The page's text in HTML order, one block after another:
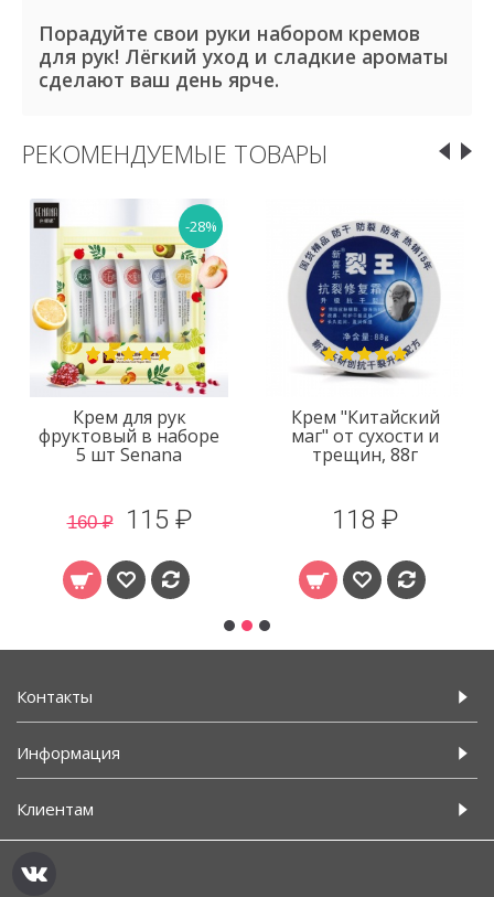
Порадуйте свои руки набором кремов
для рук! Лёгкий уход и сладкие ароматы
сделают ваш день ярче.
РЕКОМЕНДУЕМЫЕ ТОВАРЫ
-28%
Крем для рук
фруктовый в наборе
5 шт Senana
160 ₽ 115 ₽
Крем "Китайский
маг" от сухости и
трещин, 88г
118 ₽
Контакты
Информация
Клиентам